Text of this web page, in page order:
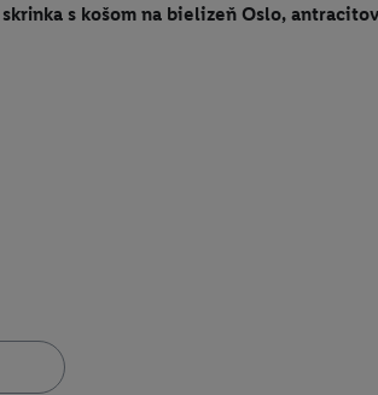
s košom na bielizeň Oslo,